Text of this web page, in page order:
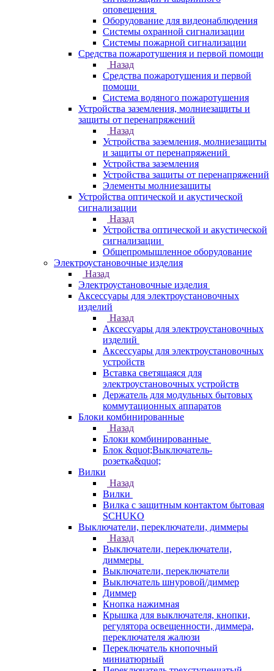
оповещения
Оборудование для видеонаблюдения
Системы охранной сигнализации
Системы пожарной сигнализации
Средства пожаротушения и первой помощи
Назад
Средства пожаротушения и первой
помощи
Система водяного пожаротушения
Устройства заземления, молниезащиты и
защиты от перенапряжений
Назад
Устройства заземления, молниезащиты
и защиты от перенапряжений
Устройства заземления
Устройства защиты от перенапряжений
Элементы молниезащиты
Устройства оптической и акустической
сигнализации
Назад
Устройства оптической и акустической
сигнализации
Общепромышленное оборудование
Электроустановочные изделия
Назад
Электроустановочные изделия
Аксессуары для электроустановочных
изделий
Назад
Аксессуары для электроустановочных
изделий
Аксессуары для электроустановочных
устройств
Вставка светящаяся для
электроустановочных устройств
Держатель для модульных бытовых
коммутационных аппаратов
Блоки комбинированные
Назад
Блоки комбинированные
Блок &quot;Выключатель-
розетка&quot;
Вилки
Назад
Вилки
Вилка с защитным контактом бытовая
SCHUKO
Выключатели, переключатели, диммеры
Назад
Выключатели, переключатели,
диммеры
Выключатели, переключатели
Выключатель шнуровой/диммер
Диммер
Кнопка нажимная
Крышка для выключателя, кнопки,
регулятора освещенности, диммера,
переключателя жалюзи
Переключатель кнопочный
миниатюрный